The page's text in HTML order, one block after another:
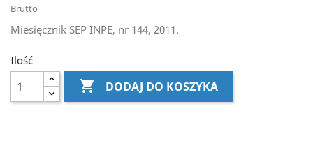
Brutto
Miesięcznik SEP INPE, nr 144, 2011.
Ilość
 DODAJ DO KOSZYKA